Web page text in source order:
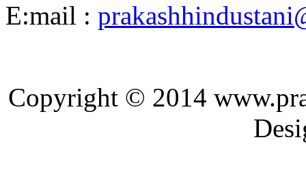
E:mail :
Copyright © 2014
Designed